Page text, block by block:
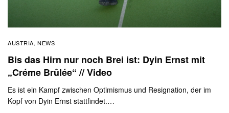
AUSTRIA, NEWS
Bis das Hirn nur noch Brei ist: Dyin Ernst mit
„Créme Brûlée“ // Video
Es ist ein Kampf zwischen Optimismus und Resignation, der im
Kopf von Dyin Ernst stattfindet.…